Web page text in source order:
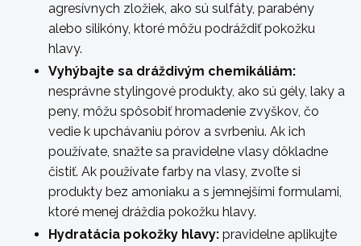
agresívnych zložiek, ako sú sulfáty, parabény
alebo silikóny, ktoré môžu podráždiť pokožku
hlavy.
Vyhýbajte sa dráždivým chemikáliám:
nesprávne stylingové produkty, ako sú gély, laky a
peny, môžu spôsobiť hromadenie zvyškov, čo
vedie k upchávaniu pórov a svrbeniu. Ak ich
používate, snažte sa pravidelne vlasy dôkladne
čistiť. Ak používate farby na vlasy, zvoľte si
produkty bez amoniaku a s jemnejšími formulami,
ktoré menej dráždia pokožku hlavy.
Hydratácia pokožky hlavy: pravidelne aplikujte